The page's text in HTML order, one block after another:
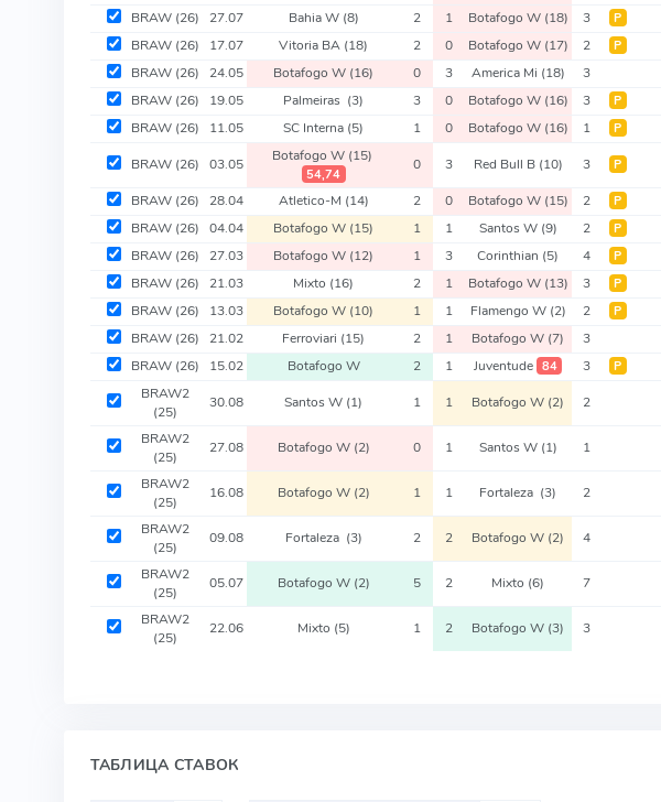
BRAW (26) 27.07 Bahia W (8) 2 1 Botafogo W (18) 3 Р
BRAW (26) 17.07 Vitoria BA (18) 2 0 Botafogo W (17) 2 Р
BRAW (26) 24.05 Botafogo W (16) 0 3 America Mi (18) 3
BRAW (26) 19.05 Palmeiras (3) 3 0 Botafogo W (16) 3 Р
BRAW (26) 11.05 SC Interna (5) 1 0 Botafogo W (16) 1 Р
BRAW (26) 03.05 Botafogo W (15)
54,74
0 3 Red Bull B (10) 3 Р
BRAW (26) 28.04 Atletico-M (14) 2 0 Botafogo W (15) 2 Р
BRAW (26) 04.04 Botafogo W (15) 1 1 Santos W (9) 2 Р
BRAW (26) 27.03 Botafogo W (12) 1 3 Corinthian (5) 4 Р
BRAW (26) 21.03 Mixto (16) 2 1 Botafogo W (13) 3 Р
BRAW (26) 13.03 Botafogo W (10) 1 1 Flamengo W (2) 2 Р
BRAW (26) 21.02 Ferroviari (15) 2 1 Botafogo W (7) 3
BRAW (26) 15.02 Botafogo W 2 1 Juventude 84 3 Р
BRAW2
(25)
30.08 Santos W (1) 1 1 Botafogo W (2) 2
BRAW2
(25)
27.08 Botafogo W (2) 0 1 Santos W (1) 1
BRAW2
(25)
16.08 Botafogo W (2) 1 1 Fortaleza (3) 2
BRAW2
(25)
09.08 Fortaleza (3) 2 2 Botafogo W (2) 4
BRAW2
(25)
05.07 Botafogo W (2) 5 2 Mixto (6) 7
BRAW2
(25)
22.06 Mixto (5) 1 2 Botafogo W (3) 3
ТАБЛИЦА СТАВОК